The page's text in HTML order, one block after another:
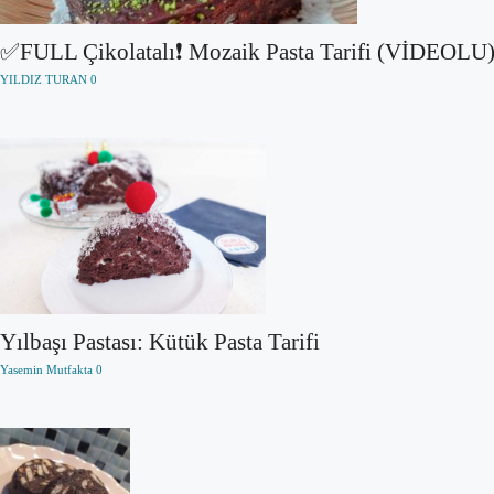
✅FULL Çikolatalı❗ Mozaik Pasta Tarifi (VİDEOLU)
YILDIZ TURAN 0
Yılbaşı Pastası: Kütük Pasta Tarifi
Yasemin Mutfakta 0